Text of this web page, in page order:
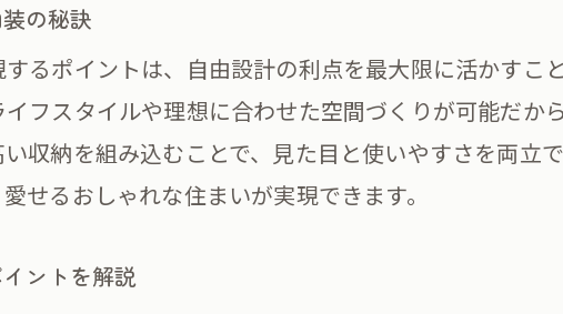
自然素材を活かした注文住宅の室内装飾アイデ
ナチュラルテイスト注文住宅のコーディネート
注文住宅内装で人気のナチュラルデザイン事例
注文住宅で叶える心地よいナチュラル空間の作
ナチュラル注文住宅内装の費用と選び方のヒン
の秘訣
るポイントは、自由設計の利点を最大限に活かすこ
フスタイルや理想に合わせた空間づくりが可能だか
収納を組み込むことで、見た目と使いやすさを両立
せるおしゃれな住まいが実現できます。
ントを解説